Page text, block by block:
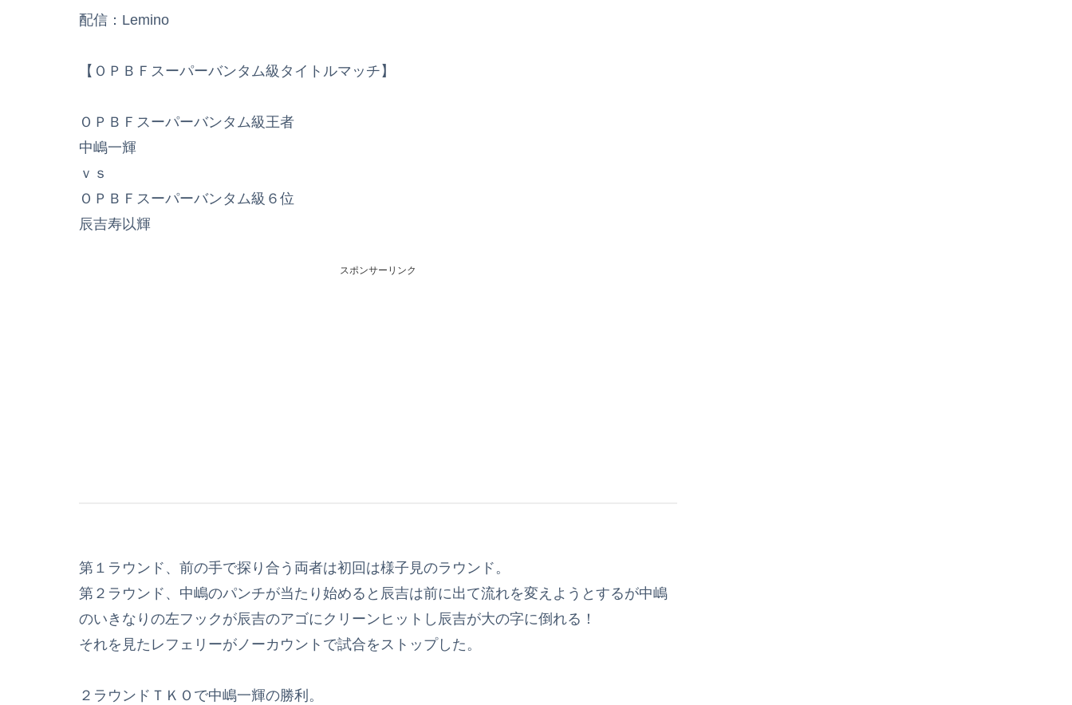
配信：Lemino
【ＯＰＢＦスーパーバンタム級タイトルマッチ】
ＯＰＢＦスーパーバンタム級王者
中嶋一輝
ｖｓ
ＯＰＢＦスーパーバンタム級６位
辰吉寿以輝
スポンサーリンク
第１ラウンド、前の手で探り合う両者は初回は様子見のラウンド。
第２ラウンド、中嶋のパンチが当たり始めると辰吉は前に出て流れを変えようとするが中嶋
のいきなりの左フックが辰吉のアゴにクリーンヒットし辰吉が大の字に倒れる！
それを見たレフェリーがノーカウントで試合をストップした。
２ラウンドＴＫＯで中嶋一輝の勝利。